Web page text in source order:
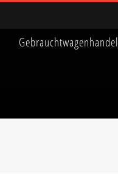
Gebrauchtwagenhandel